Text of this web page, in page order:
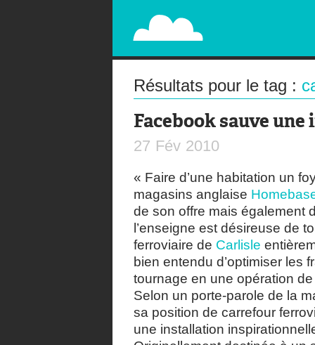
PAPERPLANE
STREET, AMBIENT, GUÉRILLA MARKETING
Résultats pour le tag :
Facebook sauve
27 Fév 2010
« Faire d’une habitation un
magasins anglaise
de son offre mais également
l’enseigne est désireuse de
ferroviaire de Carlisle
bien entendu d’optimiser les
tournage en une opération
Selon un porte-parole de la
sa position de carrefour
une installation